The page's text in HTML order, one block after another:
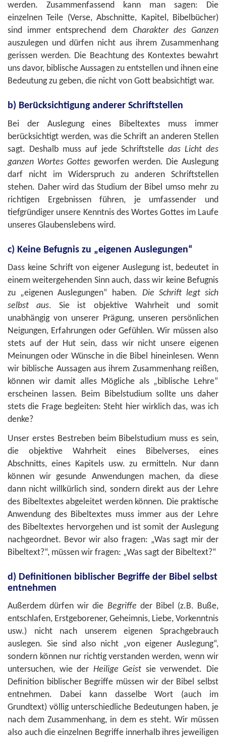
werden. Zusammenfassend kann man sagen: Die
einzelnen Teile (Verse, Abschnitte, Kapitel, Bibelbücher)
sind immer entsprechend dem Charakter des Ganzen
auszulegen und dürfen nicht aus ihrem Zusammenhang
gerissen werden. Die Beachtung des Kontextes bewahrt
uns davor, biblische Aussagen zu entstellen und ihnen eine
Bedeutung zu geben, die nicht von Gott beabsichtigt war.
b) Berücksichtigung anderer Schriftstellen
Bei der Auslegung eines Bibeltextes muss immer
berücksichtigt werden, was die Schrift an anderen Stellen
sagt. Deshalb muss auf jede Schriftstelle das Licht des
ganzen Wortes Gottes geworfen werden. Die Auslegung
darf nicht im Widerspruch zu anderen Schriftstellen
stehen. Daher wird das Studium der Bibel umso mehr zu
richtigen Ergebnissen führen, je umfassender und
tiefgründiger unsere Kenntnis des Wortes Gottes im Laufe
unseres Glaubenslebens wird.
c) Keine Befugnis zu „eigenen Auslegungen“
Dass keine Schrift von eigener Auslegung ist, bedeutet in
einem weitergehenden Sinn auch, dass wir keine Befugnis
zu „eigenen Auslegungen“ haben. Die Schrift legt sich
selbst aus. Sie ist objektive Wahrheit und somit
unabhängig von unserer Prägung, unseren persönlichen
Neigungen, Erfahrungen oder Gefühlen. Wir müssen also
stets auf der Hut sein, dass wir nicht unsere eigenen
Meinungen oder Wünsche in die Bibel hineinlesen. Wenn
wir biblische Aussagen aus ihrem Zusammenhang reißen,
können wir damit alles Mögliche als „biblische Lehre“
erscheinen lassen. Beim Bibelstudium sollte uns daher
stets die Frage begleiten: Steht hier wirklich das, was ich
denke?
Unser erstes Bestreben beim Bibelstudium muss es sein,
die objektive Wahrheit eines Bibelverses, eines
Abschnitts, eines Kapitels usw. zu ermitteln. Nur dann
können wir gesunde Anwendungen machen, da diese
dann nicht willkürlich sind, sondern direkt aus der Lehre
des Bibeltextes abgeleitet werden können. Die praktische
Anwendung des Bibeltextes muss immer aus der Lehre
des Bibeltextes hervorgehen und ist somit der Auslegung
nachgeordnet. Bevor wir also fragen: „Was sagt mir der
Bibeltext?“, müssen wir fragen: „Was sagt der Bibeltext?“
d) Definitionen biblischer Begriffe der Bibel selbst
entnehmen
Außerdem dürfen wir die Begriffe der Bibel (z.B. Buße,
entschlafen, Erstgeborener, Geheimnis, Liebe, Vorkenntnis
usw.) nicht nach unserem eigenen Sprachgebrauch
auslegen. Sie sind also nicht „von eigener Auslegung“,
sondern können nur richtig verstanden werden, wenn wir
untersuchen, wie der Heilige Geist sie verwendet. Die
Definition biblischer Begriffe müssen wir der Bibel selbst
entnehmen. Dabei kann dasselbe Wort (auch im
Grundtext) völlig unterschiedliche Bedeutungen haben, je
nach dem Zusammenhang, in dem es steht. Wir müssen
also auch die einzelnen Begriffe innerhalb ihres jeweiligen